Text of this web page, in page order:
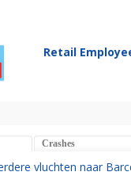
Retail
Crashes
vluchten naar